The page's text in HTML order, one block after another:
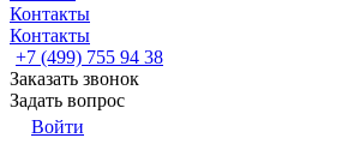
Контакты
Контакты
+7 (499) 755 94 38
Заказать звонок
Задать вопрос
Войти